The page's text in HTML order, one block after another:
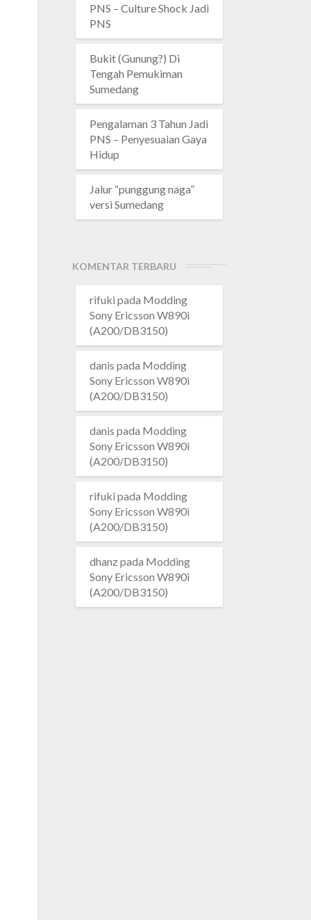
PNS – Culture Shock Jadi
PNS
Bukit (Gunung?) Di
Tengah Pemukiman
Sumedang
Pengalaman 3 Tahun Jadi
PNS – Penyesuaian Gaya
Hidup
Jalur “punggung naga”
versi Sumedang
KOMENTAR TERBARU
rifuki pada Modding
Sony Ericsson W890i
(A200/DB3150)
danis pada Modding
Sony Ericsson W890i
(A200/DB3150)
danis pada Modding
Sony Ericsson W890i
(A200/DB3150)
rifuki pada Modding
Sony Ericsson W890i
(A200/DB3150)
dhanz pada Modding
Sony Ericsson W890i
(A200/DB3150)